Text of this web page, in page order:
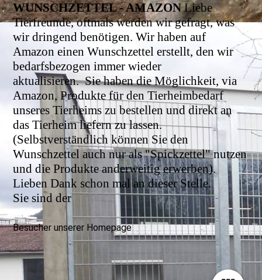
WUNSCHZETTEL - AMAZONLiebe
Tierfreunde, oftmals werden wir gefragt, was
wir dringend benötigen. Wir haben auf
Amazon einen Wunschzettel erstellt, den wir
bedarfsbezogen immer wieder
aktualisieren. Sie haben die Möglichkeit, via
Amazon, Produkte für den Tierheimbedarf
unseres Tierheims zu bestellen und direkt an
das Tierheim liefern zu lassen.
(Selbstverständlich können Sie den
Wunschzettel auch nur als "Spickzettel" nutzen
und die Produkte anderweitig erwerben).
Lieben Dank schon mal an dieser Stelle.
Sie sind der
Besucher unserer Homepage